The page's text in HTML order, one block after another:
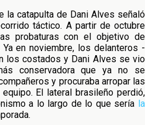
la catapulta de Dani Alves señaló
táctico. A partir de octubre
probaturas con el objetivo de
en noviembre, los delanteros -
los costados y Dani Alves se vio
conservadora que ya no se
y procuraba arropar las
El lateral brasileño perdió,
a lo largo de lo que sería la